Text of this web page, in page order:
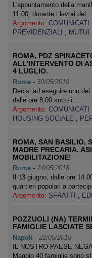
L'appuntamento della
11.00, durante i lavori del…
Argomento: COMUNICATI
PREVIDENZIALI , MUTUI
ROMA, PDZ
ALL'INTERVENTO DI
4 LUGLIO.
Roma - 30/05/2018
Decisi ad eseguire uno
dalle ore 8,00 sotto i…
Argomento: COMUNICATI
HOUSING SOCIALE ,
ROMA, SAN BASILIO,
MADRE PRECARIA.
MOBILITAZIONE!
Roma - 24/05/2018
Il 13 giugno, dalle ore
quartieri popolari a
Argomento: SFRATTI ,
POZZUOLI (NA)
FAMIGLIE LASCIATE
Napoli - 22/05/2018
IL NOSTRO PAESE
Maggio 40 famiglie sono